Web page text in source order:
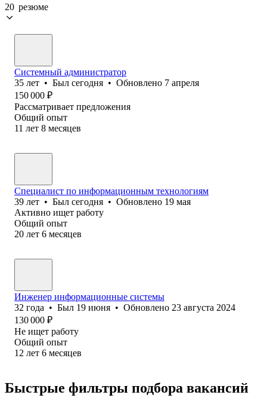
20 резюме
Системный администратор
35 лет • Был сегодня • Обновлено 7 апреля
150 000 ₽
Рассматривает предложения
Общий опыт
11 лет 8 месяцев
Специалист по информационным технологиям
39 лет • Был сегодня • Обновлено 19 мая
Активно ищет работу
Общий опыт
20 лет 6 месяцев
Инженер информационные системы
32 года • Был 19 июня • Обновлено 23 августа 2024
130 000 ₽
Не ищет работу
Общий опыт
12 лет 6 месяцев
Быстрые фильтры подбора вакансий